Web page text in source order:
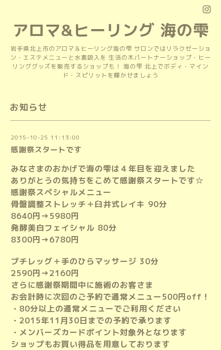
アロマ&ヒーリング 海の雫
岩手県北上市のアロマ＆ヒーリング海の雫 サロンではリラクゼーショ
ン・エステメニューと水素吸入を 生活の木パートナーショップ・ヒー
リンググッズを販売するショップも！ 海の雫 北上でボディ・マイン
ド・スピリットを輝かせましょう
お知らせ
2015-10-25 11:13:00
感謝祭スタートです
みなさまのおかげで海の雫は４年目を迎えました
ありがとうの気持ちをこめて感謝祭スタートです☆
感謝祭スペシャルメニュー
骨盤調整ストレッチ＋臼井式レイキ 90分
8640円→5980円
発酵美白フェイシャル 80分
8300円→6780円
プチレッグ＋手のひらマッサージ 30分
2590円→2160円
さらに感謝祭期間中に施術のお客さま
お会計時に次回のご予約で通常メニュー500円off！
・80分以上の通常メニューでご利用ください
・2015年11月30日までの予約で承ります
・メンバーズカードポイント対象外となります
ショップもお買い得品を用意しております